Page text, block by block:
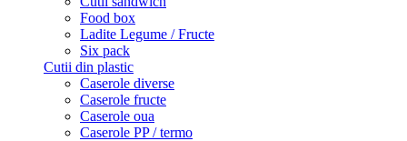
Food box
Ladite Legume / Fructe
Six pack
Cutii din plastic
Caserole diverse
Caserole fructe
Caserole oua
Caserole PP / termo